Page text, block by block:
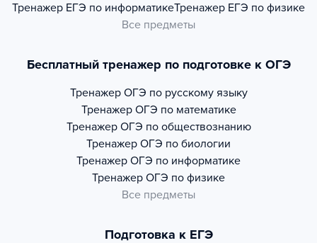
Тренажер ЕГЭ по информатикеТренажер ЕГЭ по физике
Все предметы
Бесплатный тренажер по подготовке к ОГЭ
Тренажер ОГЭ по русскому языку
Тренажер ОГЭ по математике
Тренажер ОГЭ по обществознанию
Тренажер ОГЭ по биологии
Тренажер ОГЭ по информатике
Тренажер ОГЭ по физике
Все предметы
Подготовка к ЕГЭ